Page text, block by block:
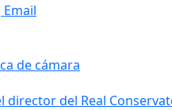
Email
de cámara
director del Real